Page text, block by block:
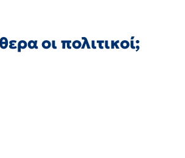
οι πολιτικοί;